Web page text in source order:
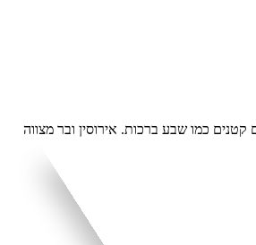
קטנים כמו שבע ברכות. אירוסין ובר מצווה